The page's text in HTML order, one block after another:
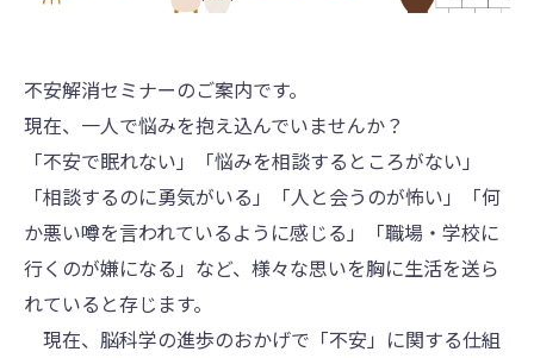
不安解消セミナーのご案内です。
現在、一人で悩みを抱え込んでいませんか？
「不安で眠れない」「悩みを相談するところがない」
「相談するのに勇気がいる」「人と会うのが怖い」「何
か悪い噂を言われているように感じる」「職場・学校に
行くのが嫌になる」など、様々な思いを胸に生活を送ら
れていると存じます。
現在、脳科学の進歩のおかげで「不安」に関する仕組